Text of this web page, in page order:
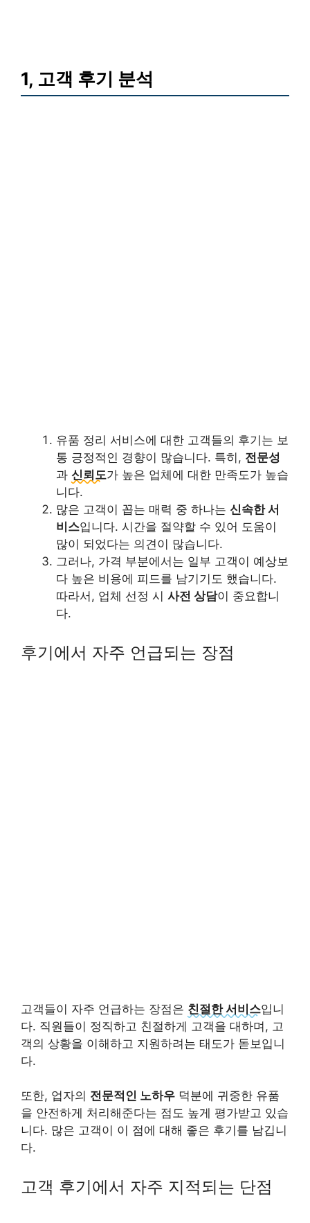
1, 고객 후기 분석
유품 정리 서비스에 대한 고객들의 후기는 보
통 긍정적인 경향이 많습니다. 특히, 전문성
과 신뢰도가 높은 업체에 대한 만족도가 높습
니다.
많은 고객이 꼽는 매력 중 하나는 신속한 서
비스입니다. 시간을 절약할 수 있어 도움이
많이 되었다는 의견이 많습니다.
그러나, 가격 부분에서는 일부 고객이 예상보
다 높은 비용에 피드를 남기기도 했습니다.
따라서, 업체 선정 시 사전 상담이 중요합니
다.
후기에서 자주 언급되는 장점
고객들이 자주 언급하는 장점은 친절한 서비스입니
다. 직원들이 정직하고 친절하게 고객을 대하며, 고
객의 상황을 이해하고 지원하려는 태도가 돋보입니
다.
또한, 업자의 전문적인 노하우 덕분에 귀중한 유품
을 안전하게 처리해준다는 점도 높게 평가받고 있습
니다. 많은 고객이 이 점에 대해 좋은 후기를 남깁니
다.
고객 후기에서 자주 지적되는 단점